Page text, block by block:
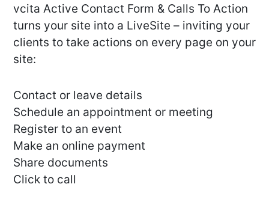
vcita Active Contact Form & Calls To Action
turns your site into a LiveSite – inviting your
clients to take actions on every page on your
site:
Contact or leave details
Schedule an appointment or meeting
Register to an event
Make an online payment
Share documents
Click to call